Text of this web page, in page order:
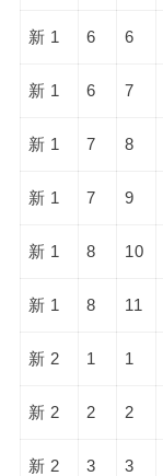
新 1 6 6
新 1 6 7
新 1 7 8
新 1 7 9
新 1 8 10
新 1 8 11
新 2 1 1
新 2 2 2
新 2 3 3